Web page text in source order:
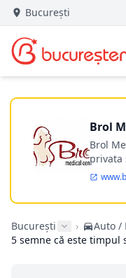
București
Brol
Brol
privata
București › Auto /